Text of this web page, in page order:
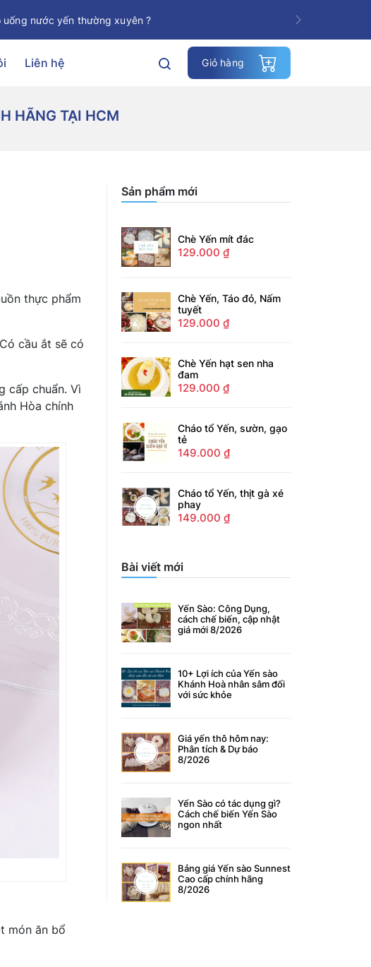
uống nước yến thường xuyên ? Next
Liên hệ Giỏ hàng
HÃNG TẠI HCM
thực phẩm
cầu ắt sẽ có
cấp chuẩn. Vì
Hòa chính
món ăn bổ
Sản phẩm mới
Chè Yến mít đác
129.000 ₫
Chè Yến, Táo đỏ, Nấm
tuyết
129.000 ₫
Chè Yến hạt sen nha
đam
129.000 ₫
Cháo tổ Yến, sườn, gạo
tẻ
149.000 ₫
Cháo tổ Yến, thịt gà xé
phay
149.000 ₫
Bài viết mới
Yến Sào: Công Dụng,
cách chế biến, cập nhật
giá mới 8/2026
10+ Lợi ích của Yến sào
Khánh Hoà nhân sâm đối
với sức khỏe
Giá yến thô hôm nay:
Phân tích & Dự báo
8/2026
Yến Sào có tác dụng gì?
Cách chế biến Yến Sào
ngon nhất
Bảng giá Yến sào Sunnest
Cao cấp chính hãng
8/2026